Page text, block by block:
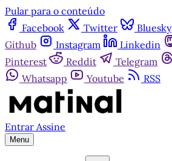
Pular para o conteúdo
Facebook
Twitter Bluesky
Github
Instagram Linkedin
Pinterest
Reddit Telegram
Whatsapp
Youtube RSS
Entrar Assine
Menu